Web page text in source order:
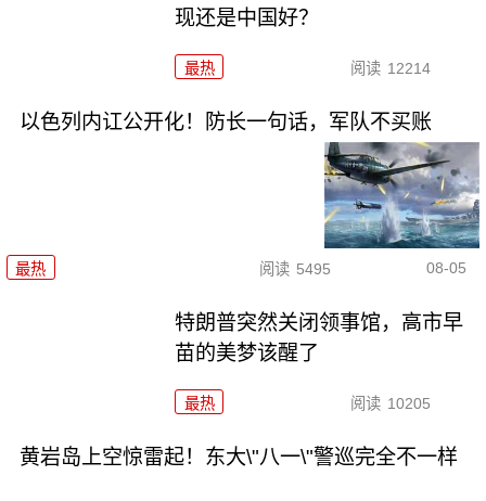
现还是中国好？
最热 阅读 12214
以色列内讧公开化！防长一句话，军队不买账
最热 阅读 5495 08-05
特朗普突然关闭领事馆，高市早
苗的美梦该醒了
最热 阅读 10205
黄岩岛上空惊雷起！东大\"八一\"警巡完全不一样